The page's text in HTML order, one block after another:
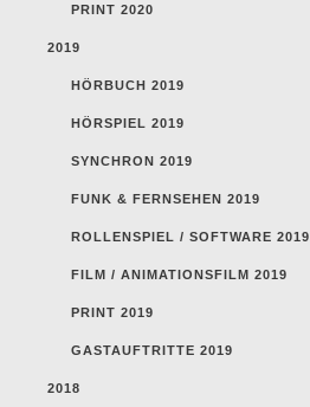
PRINT 2020
2019
HÖRBUCH 2019
HÖRSPIEL 2019
SYNCHRON 2019
FUNK & FERNSEHEN 2019
ROLLENSPIEL / SOFTWARE 2019
FILM / ANIMATIONSFILM 2019
PRINT 2019
GASTAUFTRITTE 2019
2018